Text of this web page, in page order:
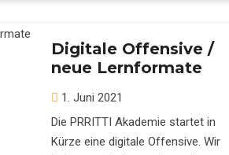
Digitale Offensive /
neue Lernformate
1. Juni 2021
Die PRRITTI Akademie startet in
Kürze eine digitale Offensive. Wir